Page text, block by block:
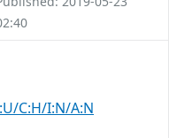
C:H/I:N/A:N